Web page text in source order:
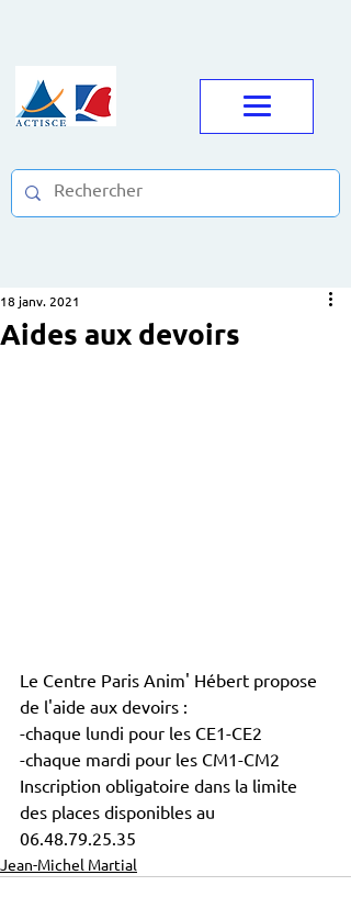
Aides aux devoirs
18 janv. 2021
Le Centre Paris Anim' Hébert propose
de l'aide aux devoirs :
-chaque lundi pour les CE1-CE2
-chaque mardi pour les CM1-CM2
Inscription obligatoire dans la limite
des places disponibles au
06.48.79.25.35
Jean-Michel Martial